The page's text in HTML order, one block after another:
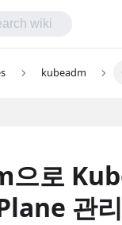
kubeadm
으로
관